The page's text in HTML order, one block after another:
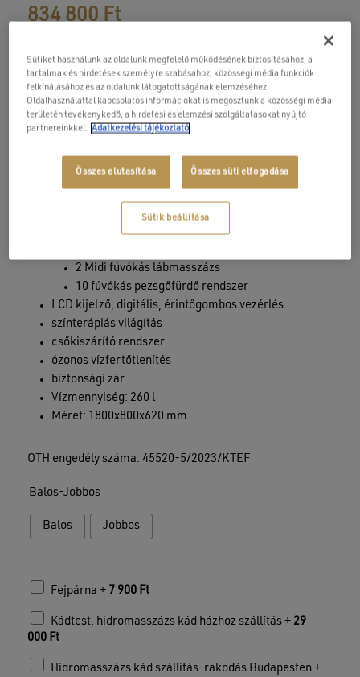
834 800 Ft
Flipper csapteleppel együtt
3,2 mm vastag akril kádtest
műgyanta-üvegszálas erősítés a kádtesten
alján 20 mm vastag lemezerősítéssel
Kádelőlap + 1 oldallap
Automata túlfolyó, leeresztő szelep + szifon
E-Drive™ masszázsrendszer:
6 Mikro fúvókás V-Concept™ hátmasszázs
2 Midi fúvókás lábmasszázs
10 fúvókás pezsgőfürdő rendszer
LCD kijelző, digitális, érintőgombos vezérlés
színterápiás világítás
csőkiszárító rendszer
ózonos vízfertőtlenítés
biztonsági zár
Vízmennyiség: 260 l
Méret: 1800x800x620 mm
OTH engedély száma: 45520-5/2023/KTEF
Balos-Jobbos
Balos Jobbos
Fejpárna + 7 900 Ft
Kádtest, hidromasszázs kád házhoz szállítás + 29
000 Ft
Hidromasszázs kád szállítás-rakodás Budapesten +
Sütiket használunk az oldalunk megfelelő működésének biztosításához, a
tartalmak és hirdetések személyre szabásához, közösségi média funkciók
felkínálásához és az oldalunk látogatottságának elemzéséhez.
Oldalhasználattal kapcsolatos információkat is megosztunk a közösségi média
területén tevékenykedő, a hirdetési és elemzési szolgáltatásokat nyújtó
partnereinkkel. Adatkezelési tájékoztató
Összes elutasítása Összes süti elfogadása
Sütik beállítása